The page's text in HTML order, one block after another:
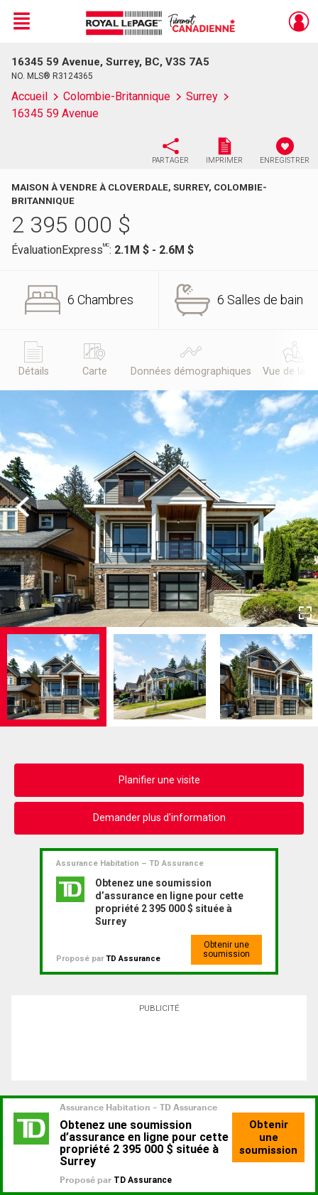
Live
En Direct
Menu
16345 59 Avenue, Surrey, BC, V3S 7A5
NO. MLS® R3124365
Accueil Colombie-Britannique
Surrey
16345 59 Avenue
PARTAGER IMPRIMER ENREGISTRER
MAISON À VENDRE À CLOVERDALE, SURREY, COLOMBIE-
BRITANNIQUE
2 395 000 $
ÉvaluationExpressMC: 2.1M $ - 2.6M $
6 Chambres 6 Salles de bain
Détails Carte Données démographiques Vue de la
Previous Next
Planifier une visite
Demander plus d'information
Assurance Habitation – TD Assurance
Obtenez une soumission
d’assurance en ligne pour cette
propriété 2 395 000 $ située à
Surrey
Proposé parTD Assurance
Obtenir une
soumission
PUBLICITÉ